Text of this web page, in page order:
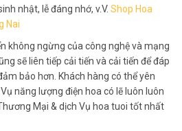
nhật, lễ đáng nhớ, v.V. Shop Hoa
Nai
không ngừng của công nghệ và mạng
sẽ liên tiếp cải tiến và cải tiến để đáp
bảo hơn. Khách hàng có thể yên
năng lượng điện hoa có lẽ luôn luôn
Mại & dịch Vụ hoa tuoi tốt nhất